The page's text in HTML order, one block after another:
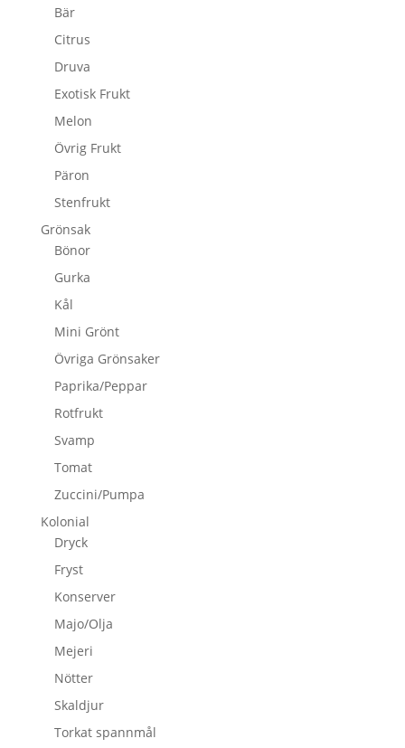
Bär
Citrus
Druva
Exotisk Frukt
Melon
Övrig Frukt
Päron
Stenfrukt
Grönsak
Bönor
Gurka
Kål
Mini Grönt
Övriga Grönsaker
Paprika/Peppar
Rotfrukt
Svamp
Tomat
Zuccini/Pumpa
Kolonial
Dryck
Fryst
Konserver
Majo/Olja
Mejeri
Nötter
Skaldjur
Torkat spannmål